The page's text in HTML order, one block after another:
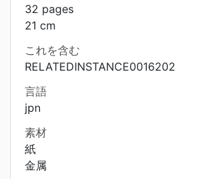
32 pages
21 cm
これを含む
RELATEDINSTANCE0016202
言語
jpn
素材
紙
金属